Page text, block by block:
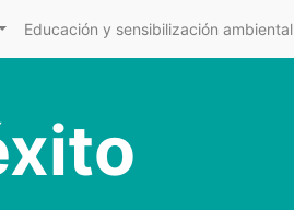
Educación y sensibilización ambiental